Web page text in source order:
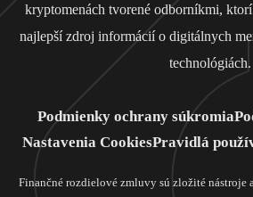
kryptomenách tvorené odborníkmi,
najlepší zdroj informácií o digitálnych
technológiách.
Podmienky ochrany súkromia
Nastavenia CookiesPravidlá
Finančné rozdielové zmluvy sú zložité nástroje